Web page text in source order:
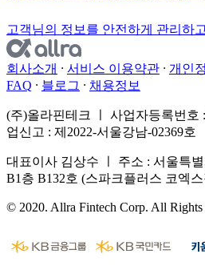
고객님의 정보를 안전하게 관리하
회사소개 서비스 이용약관 개인
FAQ
블로그 채용정보
(주)올라핀테크 ㅣ 사업자등록번호
업신고 : 제2022-서울강남-02369호
대표이사 김상수 ㅣ 주소 : 서울특
B1층 B132호 (스파크플러스 코엑
© 2020. Allra Fintech Corp. All Rights